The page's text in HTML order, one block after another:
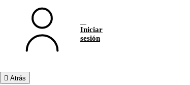
Iniciar
sesión
Atrás